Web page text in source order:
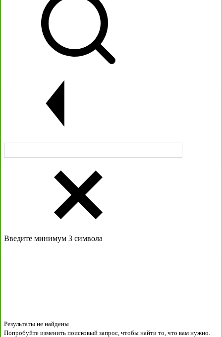
Введите минимум 3 символа
Результаты не найдены
Попробуйте изменить поисковый запрос, чтобы найти то, что вам нужно.